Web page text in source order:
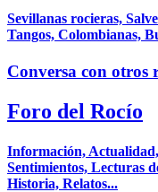
Sevillanas rocieras,
Tangos, Colombianas,
Conversa con otros
Foro del Rocío
Información, Actualidad,
Sentimientos, Lecturas
Historia, Relatos...